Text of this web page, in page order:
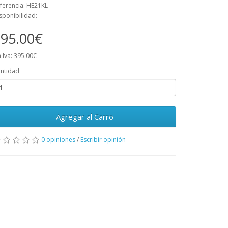
HE21KL
Iva: 395.00€
Agregar al Carro
0 opiniones/ Escribir opinión